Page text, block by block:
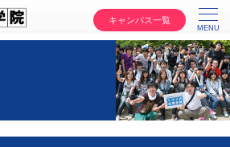
キャンパス一覧